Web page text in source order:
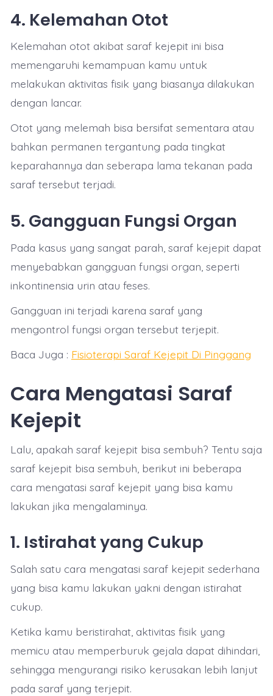
4. Kelemahan Otot
Kelemahan otot akibat saraf kejepit ini bisa
memengaruhi kemampuan kamu untuk
melakukan aktivitas fisik yang biasanya dilakukan
dengan lancar.
Otot yang melemah bisa bersifat sementara atau
bahkan permanen tergantung pada tingkat
keparahannya dan seberapa lama tekanan pada
saraf tersebut terjadi.
5. Gangguan Fungsi Organ
Pada kasus yang sangat parah, saraf kejepit dapat
menyebabkan gangguan fungsi organ, seperti
inkontinensia urin atau feses.
Gangguan ini terjadi karena saraf yang
mengontrol fungsi organ tersebut terjepit.
Baca Juga : Fisioterapi Saraf Kejepit Di Pinggang
Cara Mengatasi Saraf
Kejepit
Lalu, apakah saraf kejepit bisa sembuh? Tentu saja
saraf kejepit bisa sembuh, berikut ini beberapa
cara mengatasi saraf kejepit yang bisa kamu
lakukan jika mengalaminya.
1. Istirahat yang Cukup
Salah satu cara mengatasi saraf kejepit sederhana
yang bisa kamu lakukan yakni dengan istirahat
cukup.
Ketika kamu beristirahat, aktivitas fisik yang
memicu atau memperburuk gejala dapat dihindari,
sehingga mengurangi risiko kerusakan lebih lanjut
pada saraf yang terjepit.